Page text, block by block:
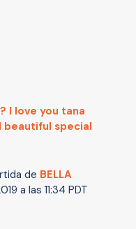
I love you tana
beautiful special
de BELLA
a las 11:34 PDT